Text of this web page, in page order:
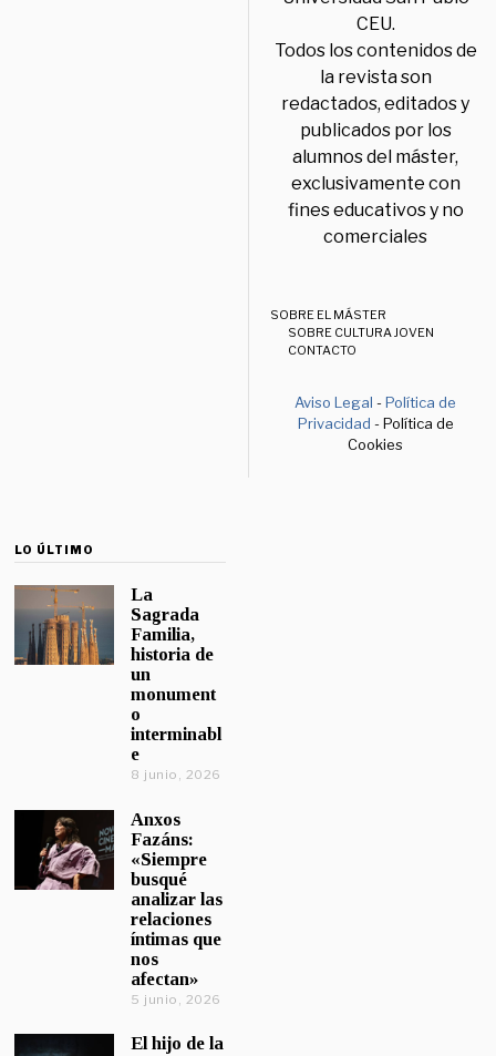
CEU.
Todos los contenidos de
la revista son
redactados, editados y
publicados por los
alumnos del máster,
exclusivamente con
fines educativos y no
comerciales
SOBRE EL MÁSTER
SOBRE CULTURA JOVEN
CONTACTO
Aviso Legal -Política de
Privacidad - Política de
Cookies
LO ÚLTIMO
La
Sagrada
Familia,
historia de
un
monument
o
interminabl
e
8 junio, 2026
Anxos
Fazáns:
«Siempre
busqué
analizar las
relaciones
íntimas que
nos
afectan»
5 junio, 2026
El hijo de la